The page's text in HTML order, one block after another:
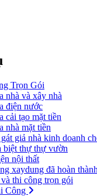
Trọn Gói
nhà và xây nhà
điện nước
cải tạo mặt tiền
nhà mặt tiền
giả nhà kinh doanh
biệt thự thự vườn
nội thất
xaydung đã hoàn
thi công trọn gói
Công